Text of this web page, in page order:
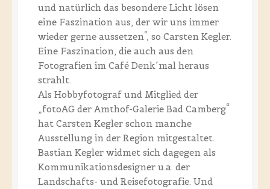
und natürlich das besondere Licht lösen
eine Faszination aus, der wir uns immer
wieder gerne aussetzen“, so Carsten Kegler.
Eine Faszination, die auch aus den
Fotografien im Café Denk´mal heraus
strahlt.
Als Hobbyfotograf und Mitglied der
„fotoAG der Amthof-Galerie Bad Camberg“
hat Carsten Kegler schon manche
Ausstellung in der Region mitgestaltet.
Bastian Kegler widmet sich dagegen als
Kommunikationsdesigner u.a. der
Landschafts- und Reisefotografie. Und